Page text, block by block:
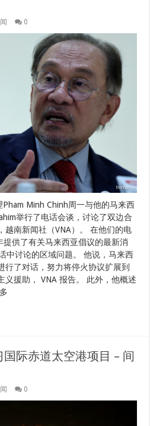
0
Minh Chinh周一与他的马来西
举行了电话会谈，讨论了双边合
越南新闻社（VNA）。 在他们的电
供了有关马来西亚倡议的最新消
中讨论的区域问题。 他说，马来西
行了对话，努力将停火协议扩展到
义援助， VNA 报告。 此外，他概述
际赤道太空港项目 – 间
0